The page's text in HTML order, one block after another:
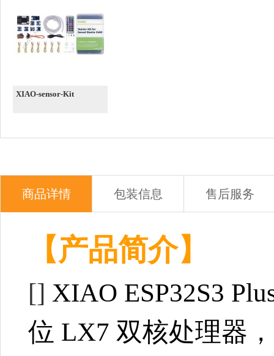
XIAO-sensor-Kit
商品详情 包装信息 售后服务
【产品简介】
[] XIAO ESP32S3
位 LX7 双核处理器